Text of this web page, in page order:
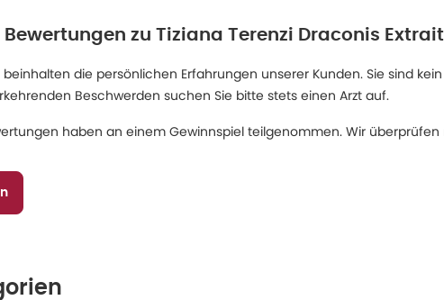
zu Tiziana Terenzi Draconis Extrait
die persönlichen Erfahrungen unserer Kunden. Sie sind
Beschwerden suchen Sie bitte stets einen Arzt auf.
haben an einem Gewinnspiel teilgenommen. Wir